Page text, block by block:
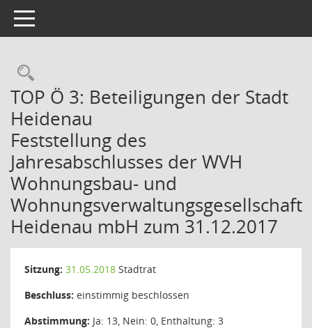
Toggle navigation
Rechercheauswahl
TOP Ö 3: Beteiligungen der Stadt
Heidenau
Feststellung des
Jahresabschlusses der WVH
Wohnungsbau- und
Wohnungsverwaltungsgesellschaft
Heidenau mbH zum 31.12.2017
Sitzung: 31.05.2018 Stadtrat
Beschluss: einstimmig beschlossen
Abstimmung: Ja: 13, Nein: 0, Enthaltung: 3